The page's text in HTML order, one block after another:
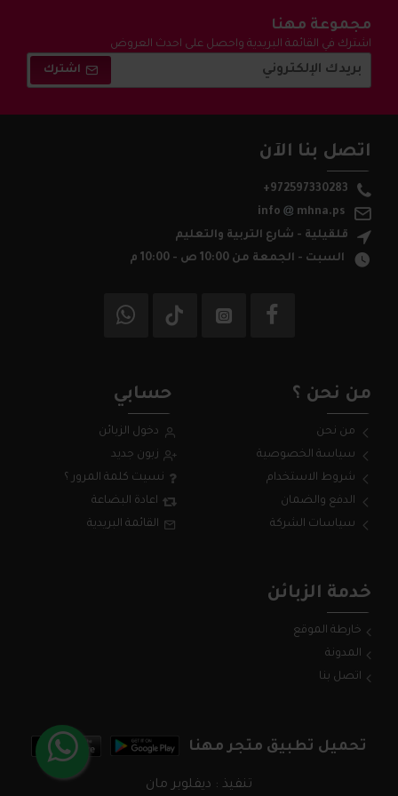
مجموعة مهنا
اشترك في القائمة البريدية واحصل على احدث العروض
والتخفيضات !
اشترك
اتصل بنا الآن
+972597330283
info
mhna.ps
قلقيلية - شارع التربية والتعليم
السبت - الجمعة من 10:00 ص - 10:00 م
من نحن ؟
من نحن
سياسة الخصوصية
شروط الاستخدام
الدفع والضمان
سياسات الشركة
حسابي
دخول الزبائن
زبون جديد
نسيت كلمة المرور ؟
اعادة البضاعة
القائمة البريدية
خدمة الزبائن
خارطة الموقع
المدونة
اتصل بنا
تحميل تطبيق متجر مهنا
تنفيذ : ديفلوبر مان